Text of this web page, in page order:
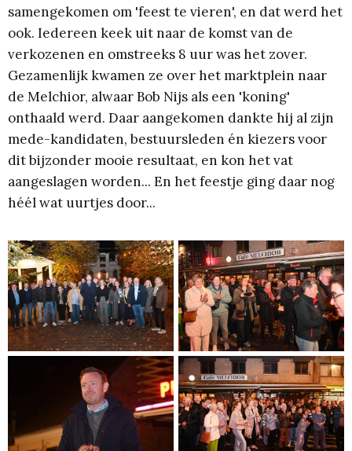
samengekomen om 'feest te vieren', en dat werd het
ook. Iedereen keek uit naar de komst van de
verkozenen en omstreeks 8 uur was het zover.
Gezamenlijk kwamen ze over het marktplein naar
de Melchior, alwaar Bob Nijs als een 'koning'
onthaald werd. Daar aangekomen dankte hij al zijn
mede-kandidaten, bestuursleden én kiezers voor
dit bijzonder mooie resultaat, en kon het vat
aangeslagen worden... En het feestje ging daar nog
héél wat uurtjes door...